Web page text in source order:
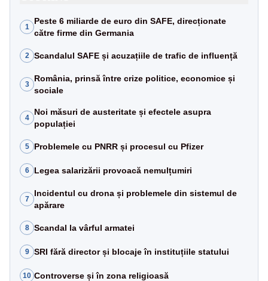
1
Peste 6 miliarde de euro din SAFE, direcționate
către firme din Germania
2 Scandalul SAFE și acuzațiile de trafic de influență
3
România, prinsă între crize politice, economice și
sociale
4
Noi măsuri de austeritate și efectele asupra
populației
5 Problemele cu PNRR și procesul cu Pfizer
6 Legea salarizării provoacă nemulțumiri
7
Incidentul cu drona și problemele din sistemul de
apărare
8 Scandal la vârful armatei
9 SRI fără director și blocaje în instituțiile statului
10 Controverse și în zona religioasă